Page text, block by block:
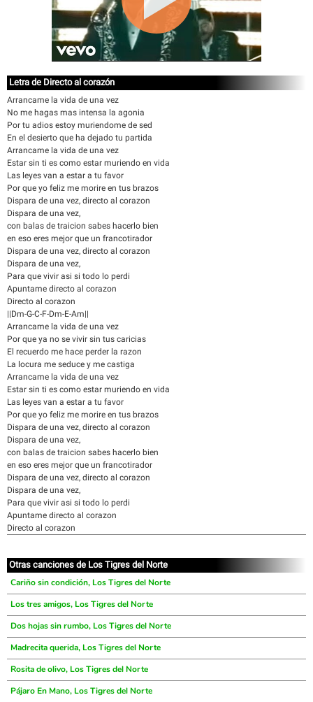
Letra de Directo al corazón
Arrancame la vida de una vez
No me hagas mas intensa la agonia
Por tu adios estoy muriendome de sed
En el desierto que ha dejado tu partida
Arrancame la vida de una vez
Estar sin ti es como estar muriendo en vida
Las leyes van a estar a tu favor
Por que yo feliz me morire en tus brazos
Dispara de una vez, directo al corazon
Dispara de una vez,
con balas de traicion sabes hacerlo bien
en eso eres mejor que un francotirador
Dispara de una vez, directo al corazon
Dispara de una vez,
Para que vivir asi si todo lo perdi
Apuntame directo al corazon
Directo al corazon
||Dm-G-C-F-Dm-E-Am||
Arrancame la vida de una vez
Por que ya no se vivir sin tus caricias
El recuerdo me hace perder la razon
La locura me seduce y me castiga
Arrancame la vida de una vez
Estar sin ti es como estar muriendo en vida
Las leyes van a estar a tu favor
Por que yo feliz me morire en tus brazos
Dispara de una vez, directo al corazon
Dispara de una vez,
con balas de traicion sabes hacerlo bien
en eso eres mejor que un francotirador
Dispara de una vez, directo al corazon
Dispara de una vez,
Para que vivir asi si todo lo perdi
Apuntame directo al corazon
Directo al corazon
Otras canciones de Los Tigres del Norte
Cariño sin condición, Los Tigres del Norte
Los tres amigos, Los Tigres del Norte
Dos hojas sin rumbo, Los Tigres del Norte
Madrecita querida, Los Tigres del Norte
Rosita de olivo, Los Tigres del Norte
Pájaro En Mano, Los Tigres del Norte